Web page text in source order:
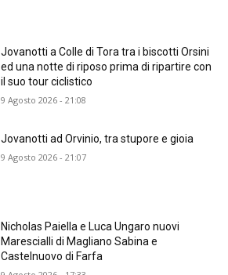
Jovanotti a Colle di Tora tra i biscotti Orsini
ed una notte di riposo prima di ripartire con
il suo tour ciclistico
9 Agosto 2026 - 21:08
Jovanotti ad Orvinio, tra stupore e gioia
9 Agosto 2026 - 21:07
Nicholas Paiella e Luca Ungaro nuovi
Marescialli di Magliano Sabina e
Castelnuovo di Farfa